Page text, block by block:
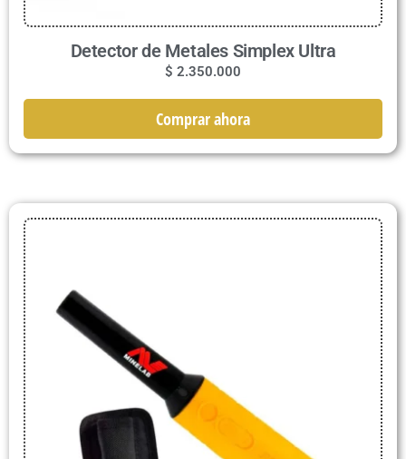
Detector de Metales Simplex Ultra
$ 2.350.000
Comprar ahora